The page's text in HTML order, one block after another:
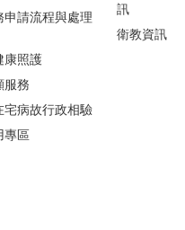
申請流程與處理
康照護
服務
宅病故行政相驗
專區
訊
衛教資訊